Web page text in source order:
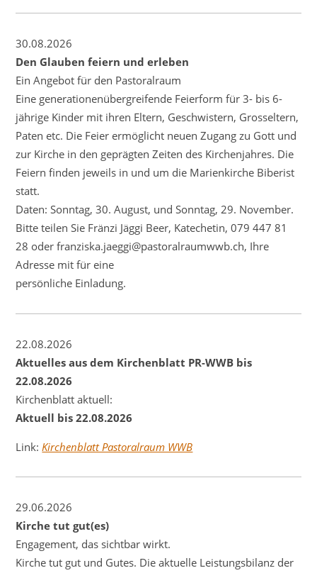
30.08.2026
Den Glauben feiern und erleben
Ein Angebot für den Pastoralraum
Eine generationenübergreifende Feierform für 3- bis 6-
jährige Kinder mit ihren Eltern, Geschwistern, Grosseltern,
Paten etc. Die Feier ermöglicht neuen Zugang zu Gott und
zur Kirche in den geprägten Zeiten des Kirchenjahres. Die
Feiern finden jeweils in und um die Marienkirche Biberist
statt.
Daten: Sonntag, 30. August, und Sonntag, 29. November.
Bitte teilen Sie Fränzi Jäggi Beer, Katechetin, 079 447 81
28 oder franziska.jaeggi@pastoralraumwwb.ch, Ihre
Adresse mit für eine
persönliche Einladung.
22.08.2026
Aktuelles aus dem Kirchenblatt PR-WWB bis
22.08.2026
Kirchenblatt aktuell:
Aktuell bis 22.08.2026
Link: Kirchenblatt Pastoralraum WWB
29.06.2026
Kirche tut gut(es)
Engagement, das sichtbar wirkt.
Kirche tut gut und Gutes. Die aktuelle Leistungsbilanz der